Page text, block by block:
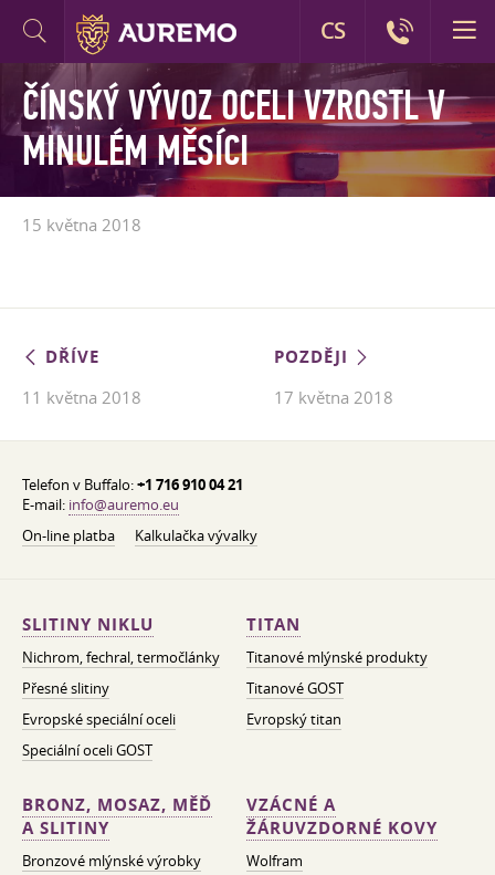
ČÍNSKÝ VÝVOZ OCELI VZROSTL V
MINULÉM MĚSÍCI
15 května 2018
DŘÍVE
11 května 2018
POZDĚJI
17 května 2018
Telefon v Buffalo:+1 716 910 04 21
E-mail: info@auremo.eu
On-line platba
Kalkulačka vývalky
SLITINY NIKLU
Nichrom, fechral, termočlánky
Přesné slitiny
Evropské speciální oceli
Speciální oceli GOST
TITAN
Titanové mlýnské produkty
Titanové GOST
Evropský titan
BRONZ, MOSAZ, MĚĎ
A SLITINY
Bronzové mlýnské výrobky
VZÁCNÉ A
ŽÁRUVZDORNÉ KOVY
Wolfram
CS